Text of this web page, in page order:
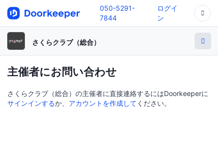
050-5291-
7844
ログイ
ン
さくらクラブ（総合）
主催者にお問い合わせ
さくらクラブ（総合）の主催者に直接連絡するにはDoorkeeperに
サインインするか、 アカウントを作成して ください。